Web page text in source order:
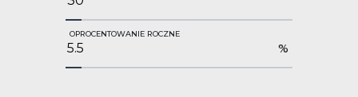
OPROCENTOWANIE ROCZNE
%